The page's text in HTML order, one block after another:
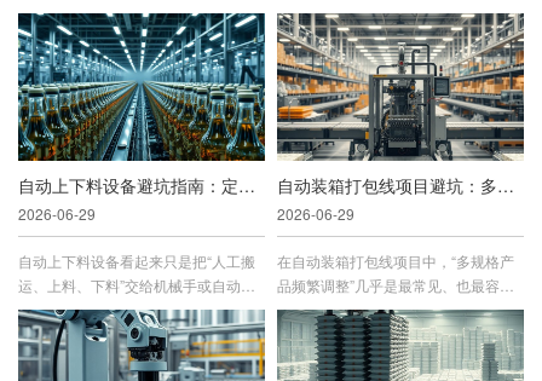
大、袋型适配复杂、现场粉尘与静电...
在更长的工作范围内连续作业。对于...
自动上下料设备避坑指南：定制化项目为什么容易延期
2026-06-29
自动上下料设备看起来只是把“人工搬
运、上料、下料”交给机械手或自动化
系统来完成，但真正落地时，延期往...
自动装箱打包线项目避坑：多规格产品如何避免频繁调整
2026-06-29
在自动装箱打包线项目中，“多规格产
品频繁调整”几乎是最常见、也最容易
被低估的落地问题。很多企业在立项...